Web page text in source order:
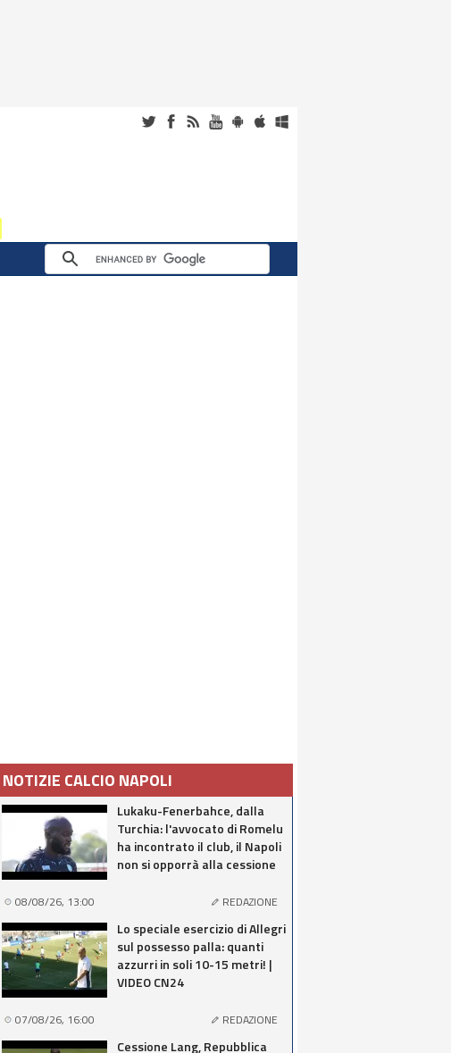
NOTIZIE CALCIO NAPOLI
Lukaku-Fenerbahce, dalla
Turchia: l'avvocato di Romelu
ha incontrato il club, il Napoli
non si opporrà alla cessione
08/08/26, 13:00 REDAZIONE
Lo speciale esercizio di Allegri
sul possesso palla: quanti
azzurri in soli 10-15 metri! |
VIDEO CN24
07/08/26, 16:00 REDAZIONE
Cessione Lang, Repubblica